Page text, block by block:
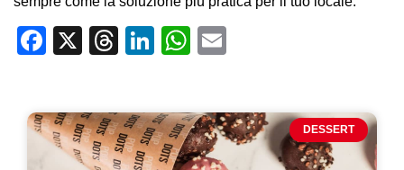
Facebook
X Threads
LinkedIn
WhatsApp
DESSERT